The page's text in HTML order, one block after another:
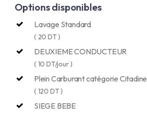
Options disponibles
Lavage Standard
( 20 DT )
DEUXIEME CONDUCTEUR
( 10 DT/jour )
Plein Carburant catégorie Citadine
( 120 DT )
SIEGE BEBE